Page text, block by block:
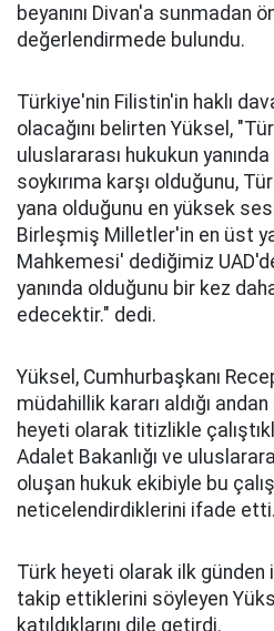
beyanını Divan'a sunmadan
değerlendirmede bulundu.
Türkiye'nin Filistin'in haklı
olacağını belirten Yüksel,
uluslararası hukukun
soykırıma karşı olduğunu,
yana olduğunu en yüksek
Birleşmiş Milletler'in en üst
Mahkemesi' dediğimiz
yanında olduğunu bir kez
edecektir." dedi.
Yüksel, Cumhurbaşkanı
müdahillik kararı aldığı
heyeti olarak titizlikle
Adalet Bakanlığı ve
oluşan hukuk ekibiyle bu
neticelendirdiklerini ifade etti.
Türk heyeti olarak ilk günden
takip ettiklerini söyleyen
katıldıklarını dile getirdi.